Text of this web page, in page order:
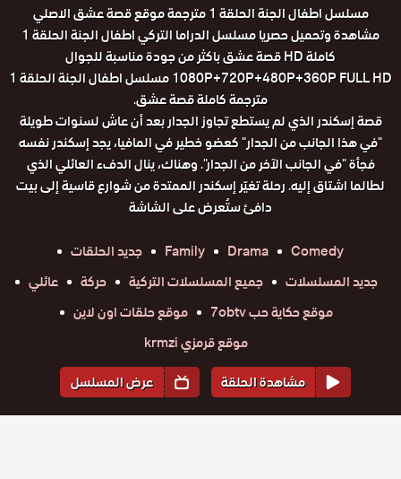
مسلسل اطفال الجنة الحلقة 1 مترجمة موقع قصة عشق الاصلي
مشاهدة وتحميل حصريا مسلسل الدراما التركي اطفال الجنة الحلقة 1
كاملة HD قصة عشق باكثر من جودة مناسبة للجوال
1080P+720P+480P+360P FULL HD مسلسل اطفال الجنة الحلقة 1
مترجمة كاملة قصة عشق.
قصة إسكندر الذي لم يستطع تجاوز الجدار بعد أن عاش لسنوات طويلة
"في هذا الجانب من الجدار" كعضو خطير في المافيا، يجد إسكندر نفسه
فجأة "في الجانب الآخر من الجدار". وهناك، ينال الدفء العائلي الذي
لطالما اشتاق إليه. رحلة تغيّر إسكندر الممتدة من شوارع قاسية إلى بيت
دافئ ستُعرض على الشاشة
Comedy
Drama
Family
جديد الحلقات
جديد المسلسلات
جميع المسلسلات التركية حركة
عائلي
موقع حكاية حب 7obtv
موقع حلقات اون لاين
موقع قرمزي krmzi
مشاهدة الحلقة
عرض المسلسل